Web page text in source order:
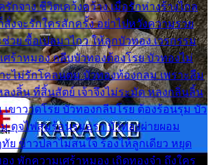
รักจาง ชีวิตเคว้งคว้าง เมื่อรักห่างร้างไกล
งจะรักใครสักครั้ง อย่าไปหวังความรวย
วย ซื้อเปลมาไกว ให้ลูกบัวทอง เวรกรรม
ศร้าหมอง กลีบบัวทองต้องโรย บัวทองไม่
ะไม่รักโคลนตม บัวทองท้องกลม เพราะลืม
งลิ้น ที่สิ้นสัตย์ เจ้าจึงไม่ระมัด หลงกลิ่นลิ้น
ขาวาดโรย บัวทองกลีบโรย ต้องร้อนรุม บัว
ดุจไฟสุมร้อนรุมอุรา บัวทองผ่ายผอม
ย ข้าวปลาไม่สนใจ ร้องไห้ลูกเดียว หยุด
อง พักความเศร้าหมอง เถิดทองจ๋า ถึงใคร